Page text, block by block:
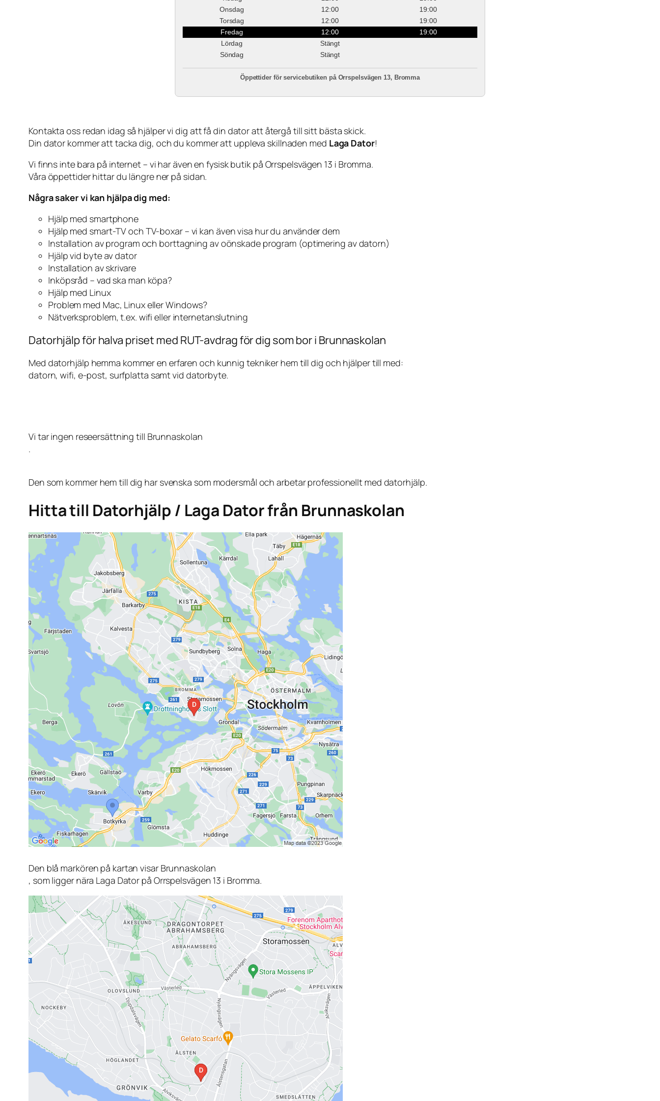
Onsdag
12:00
19:00
Torsdag
12:00
19:00
Fredag
12:00
19:00
Lördag
Stängt
Söndag
Stängt
Öppettider för servicebutiken på Orrspelsvägen 13, Bromma
Kontakta oss redan idag så hjälper vi dig att få din dator att återgå till sitt bästa skick.
Din dator kommer att tacka dig, och du kommer att uppleva skillnaden med Laga Dator!
Vi finns inte bara på internet – vi har även en fysisk butik på Orrspelsvägen 13 i Bromma.
Våra öppettider hittar du längre ner på sidan.
Några saker vi kan hjälpa dig med:
Hjälp med smartphone
Hjälp med smart-TV och TV-boxar – vi kan även visa hur du använder dem
Installation av program och borttagning av oönskade program (optimering av datorn)
Hjälp vid byte av dator
Installation av skrivare
Inköpsråd – vad ska man köpa?
Hjälp med Linux
Problem med Mac, Linux eller Windows?
Nätverksproblem, t.ex. wifi eller internetanslutning
Datorhjälp för halva priset med RUT-avdrag för dig som bor i Brunnaskolan
Med datorhjälp hemma kommer en erfaren och kunnig tekniker hem till dig och hjälper till med:
datorn, wifi, e-post, surfplatta samt vid datorbyte.
Vi tar ingen reseersättning till Brunnaskolan
.
Den som kommer hem till dig har svenska som modersmål och arbetar professionellt med datorhjälp.
Hitta till Datorhjälp / Laga Dator från Brunnaskolan
Den blå markören på kartan visar Brunnaskolan
, som ligger nära Laga Dator på Orrspelsvägen 13 i Bromma.